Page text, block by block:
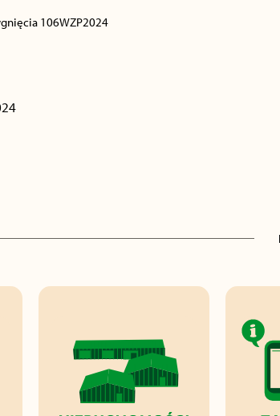
106WZP2024